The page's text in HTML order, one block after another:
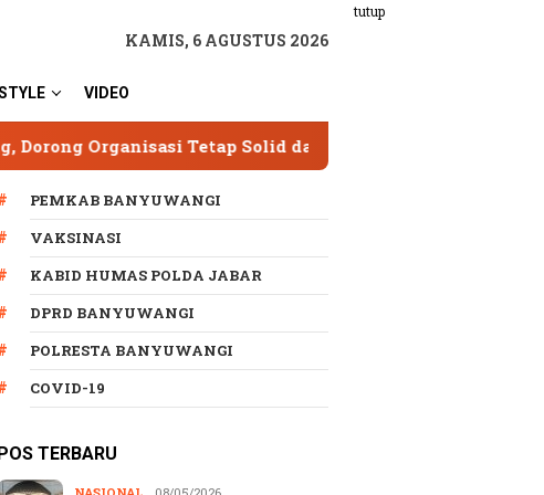
tutup
KAMIS, 6 AGUSTUS 2026
VIDEO
Solid dan Responsif SPAM Sumber Dieng 2
PEMKAB BANYUWANGI
VAKSINASI
KABID HUMAS POLDA JABAR
DPRD BANYUWANGI
POLRESTA BANYUWANGI
COVID-19
TERBARU